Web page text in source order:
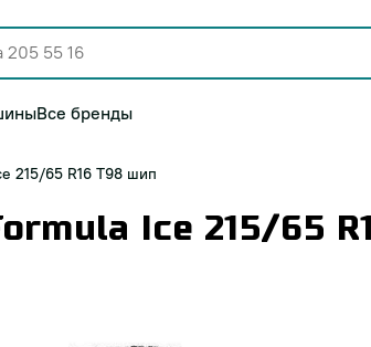
Все бренды
215/65 R16 T98 шип
Ice 215/65